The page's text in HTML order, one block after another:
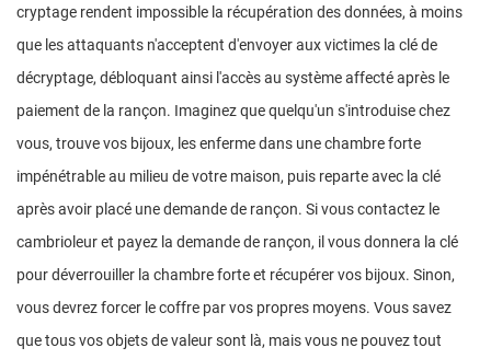
cryptage rendent impossible la récupération des données, à moins
que les attaquants n'acceptent d'envoyer aux victimes la clé de
décryptage, débloquant ainsi l'accès au système affecté après le
paiement de la rançon. Imaginez que quelqu'un s'introduise chez
vous, trouve vos bijoux, les enferme dans une chambre forte
impénétrable au milieu de votre maison, puis reparte avec la clé
après avoir placé une demande de rançon. Si vous contactez le
cambrioleur et payez la demande de rançon, il vous donnera la clé
pour déverrouiller la chambre forte et récupérer vos bijoux. Sinon,
vous devrez forcer le coffre par vos propres moyens. Vous savez
que tous vos objets de valeur sont là, mais vous ne pouvez tout